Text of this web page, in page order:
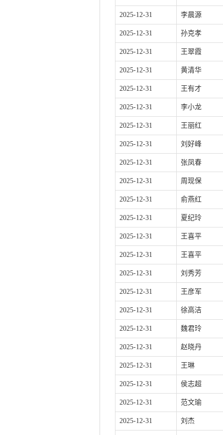
2025-12-31 李晨源
2025-12-31 孙克孝
2025-12-31 王翠霞
2025-12-31 黄清华
2025-12-31 王有才
2025-12-31 李小龙
2025-12-31 王丽红
2025-12-31 刘好峰
2025-12-31 张凤春
2025-12-31 周现保
2025-12-31 俞燕红
2025-12-31 夏纪玲
2025-12-31 王喜平
2025-12-31 王喜平
2025-12-31 刘秀芳
2025-12-31 王彦军
2025-12-31 徐高洁
2025-12-31 魏君玲
2025-12-31 赵晓丹
2025-12-31 王琳
2025-12-31 侯志超
2025-12-31 范文瑜
2025-12-31 刘杰